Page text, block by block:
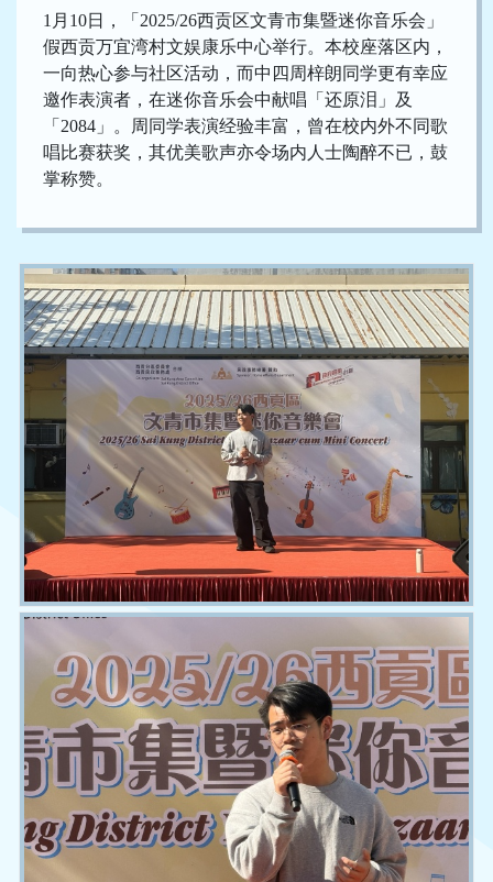
1月10日，「2025/26西贡区文青市集暨迷你音乐会」
假西贡万宜湾村文娱康乐中心举行。本校座落区内，
一向热心参与社区活动，而中四周梓朗同学更有幸应
邀作表演者，在迷你音乐会中献唱「还原泪」及
「2084」。周同学表演经验丰富，曾在校内外不同歌
唱比赛获奖，其优美歌声亦令场内人士陶醉不已，鼓
掌称赞。